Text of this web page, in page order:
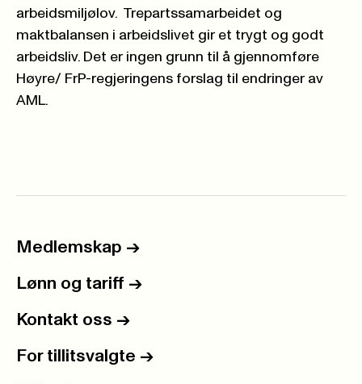
arbeidsmiljølov. Trepartssamarbeidet og
maktbalansen i arbeidslivet gir et trygt og godt
arbeidsliv. Det er ingen grunn til å gjennomføre
Høyre/ FrP-regjeringens forslag til endringer av
AML.
Medlemskap ->
Lønn og tariff ->
Kontakt oss ->
For tillitsvalgte ->